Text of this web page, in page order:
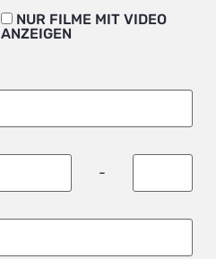
NUR FILME MIT VIDEO
ANZEIGEN
-